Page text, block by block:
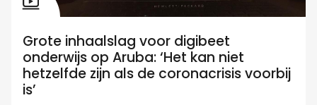
Grote inhaalslag voor digibeet
onderwijs op Aruba: ‘Het kan niet
hetzelfde zijn als de coronacrisis voorbij
is’